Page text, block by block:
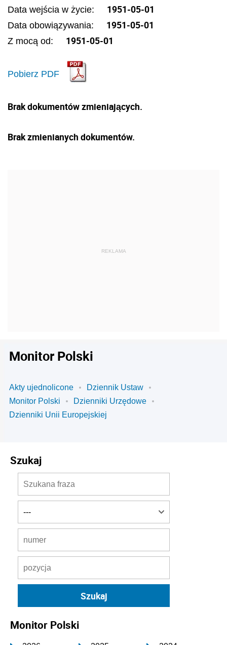
Data wejścia w życie: 1951-05-01
Data obowiązywania: 1951-05-01
Z mocą od: 1951-05-01
Pobierz PDF
Brak dokumentów zmieniających.
Brak zmienianych dokumentów.
Monitor Polski
Akty ujednolicone
Dziennik Ustaw
Monitor Polski
Dzienniki Urzędowe
Dzienniki Unii Europejskiej
Szukaj
Monitor Polski